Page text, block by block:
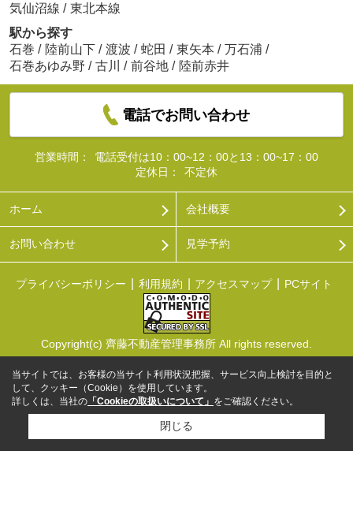
気仙沼線 / 東北本線
駅から探す
石巻 / 陸前山下 / 渡波 / 蛇田 / 東矢本 / 万石浦 /
石巻あゆみ野 / 古川 / 前谷地 / 陸前赤井
電話でお問い合わせ
営業時間：
電話受付は10：00~12：00と13：00~17：00
定休日：
不定休
ホーム 会社概要
お問い合わせ 見学予約
プライバシーポリシー 利用規約 アクセスマップ PCサイト
Copyright(c) 齊藤不動産管理事務所 All rights reserved.
当サイトでは、お客様の当サイト利用状況把握、サービス向上検討を目的と
して、クッキー（Cookie）を使用しています。
詳しくは、当社の 「Cookieの取扱いについて」 をご確認ください。
閉じる